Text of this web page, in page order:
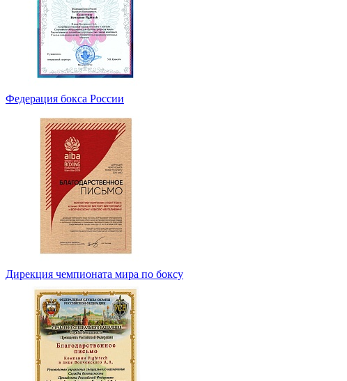
Федерация бокса России
Дирекция чемпионата мира по боксу